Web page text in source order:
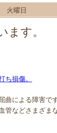
火曜日
ます。
ち損傷。
曲による障害で
管などさまざま